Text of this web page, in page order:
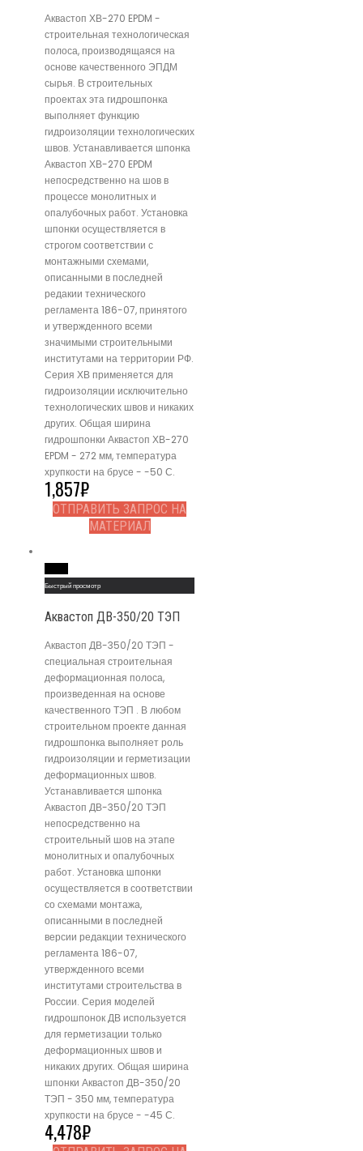
Аквастоп ХВ-270 EPDM -
строительная технологическая
полоса, производящаяся на
основе качественного ЭПДМ
сырья. В строительных
проектах эта гидрошпонка
выполняет функцию
гидроизоляции технологических
швов. Устанавливается шпонка
Аквастоп ХВ-270 EPDM
непосредственно на шов в
процессе монолитных и
опалубочных работ. Установка
шпонки осуществляется в
строгом соответствии с
монтажными схемами,
описанными в последней
редакии технического
регламента 186-07, принятого
и утвержденного всеми
значимыми строительными
институтами на территории РФ.
Серия ХВ применяется для
гидроизоляции исключительно
технологических швов и никаких
других. Общая ширина
гидрошпонки Аквастоп ХВ-270
EPDM - 272 мм, температура
хрупкости на брусе - -50 С.
1,857₽
ОТПРАВИТЬ ЗАПРОС НА
МАТЕРИАЛ
Быстрый просмотр
Аквастоп ДВ-350/20 ТЭП
Аквастоп ДВ-350/20 ТЭП -
специальная строительная
деформационная полоса,
произведенная на основе
качественного ТЭП . В любом
строительном проекте данная
гидрошпонка выполняет роль
гидроизоляции и герметизации
деформационных швов.
Устанавливается шпонка
Аквастоп ДВ-350/20 ТЭП
непосредственно на
строительный шов на этапе
монолитных и опалубочных
работ. Установка шпонки
осуществляется в соответствии
со схемами монтажа,
описанными в последней
версии редакции технического
регламента 186-07,
утвержденного всеми
институтами строительства в
России. Серия моделей
гидрошпонок ДВ используется
для герметизации только
деформационных швов и
никаких других. Общая ширина
шпонки Аквастоп ДВ-350/20
ТЭП - 350 мм, температура
хрупкости на брусе - -45 С.
4,478₽